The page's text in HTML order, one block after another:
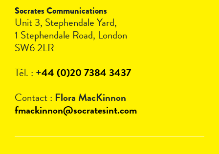
Socrates Communications
Unit 3, Stephendale Yard,
1 Stephendale Road, London
SW6 2LR
Tél. : +44 (0)20 7384 3437
Contact : Flora MacKinnon
fmackinnon@socratesint.com